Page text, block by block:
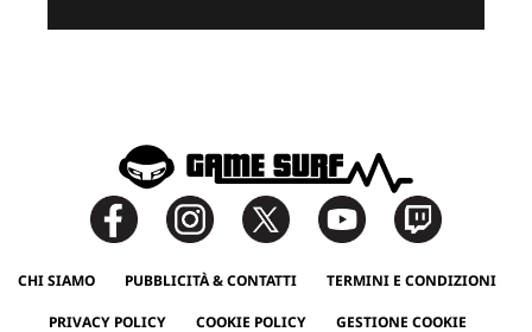
CHI SIAMO PUBBLICITÀ & CONTATTI TERMINI E CONDIZIONI
PRIVACY POLICY COOKIE POLICY GESTIONE COOKIE